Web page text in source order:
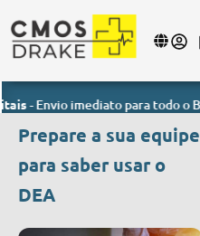
imediato para todo o Brasil.
Prepare a sua equipe
para saber usar o
DEA